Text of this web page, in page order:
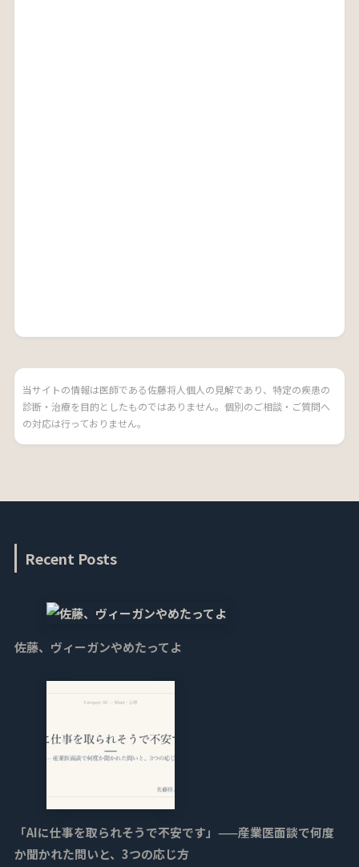
当サイトの情報は医師である佐藤将人個人の見解であり、特定の疾患の
診断・治療を目的としたものではありません。個別のご相談・ご質問へ
の対応は行っておりません。
Recent Posts
佐藤、ヴィーガンやめたってよ
「AIに仕事を取られそうで不安です」——産業医面談で何度
か聞かれた問いと、3つの応じ方